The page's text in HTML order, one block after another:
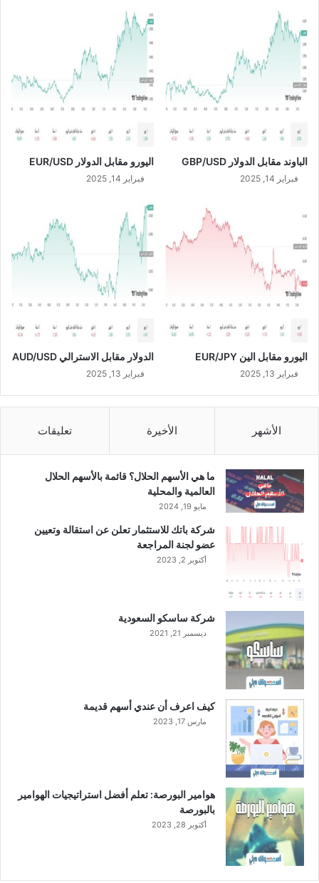
1
2
/
2
0
الباوند مقابل الدولار GBP/USD
فبراير 14, 2025
اليورو مقابل الدولار EUR/USD
فبراير 14, 2025
اليورو مقابل الين EUR/JPY
فبراير 13, 2025
الدولار مقابل الاسترالي AUD/USD
فبراير 13, 2025
الأشهر الأخيرة تعليقات
ما هي الأسهم الحلال؟ قائمة بالأسهم الحلال
العالمية والمحلية
مايو 19, 2024
شركة باتك للاستثمار تعلن عن استقالة وتعيين
عضو لجنة المراجعة
أكتوبر 2, 2023
شركة ساسكو السعودية
ديسمبر 21, 2021
كيف اعرف أن عندي أسهم قديمة
مارس 17, 2023
هوامير البورصة: تعلم أفضل استراتيجيات الهوامير
بالبورصة
أكتوبر 28, 2023